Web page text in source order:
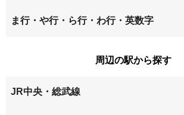
吉祥寺南町
久我山
善福寺 高井戸西
西荻北 西荻南
ま行・や行・ら行・わ行・英数字
周辺の駅から探す
JR中央・総武線